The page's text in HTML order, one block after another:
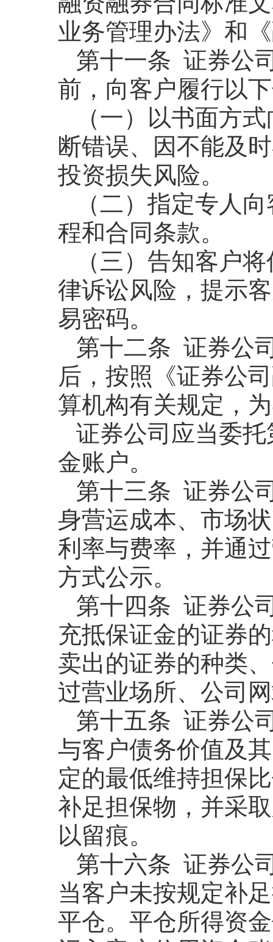
业务管理办法》和
第十一条 证券公
前，向客户履行以
（一）以书面方
断错误、因不能及
投资损失风险。
（二）指定专人
程和合同条款。
（三）告知客户
律诉讼风险，提示
易密码。
第十二条 证券公
后，按照《证券公
算机构有关规定，
证券公司应当委
金账户。
第十三条 证券公
身营运成本、市场
利率与费率，并通
方式公示。
第十四条 证券公
充抵保证金的证券
卖出的证券的种类
过营业场所、公司
第十五条 证券公
与客户债务价值及
定的最低维持担保
补足担保物，并采
以留痕。
第十六条 证券公
当客户未按规定补
平仓。平仓所得资